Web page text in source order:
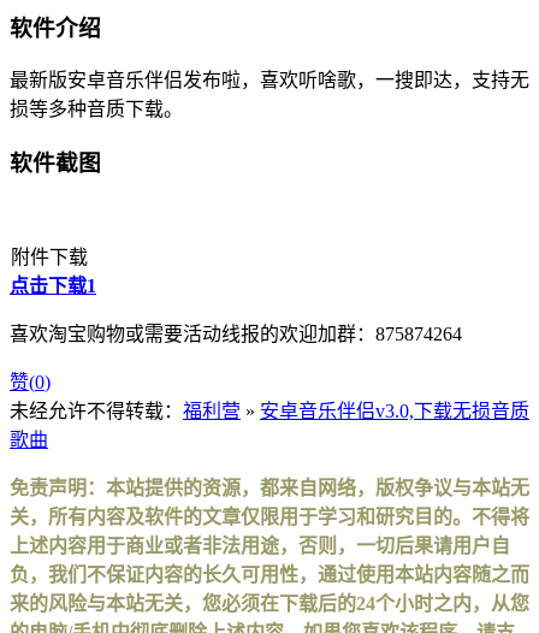
软件介绍
最新版安卓音乐伴侣发布啦，喜欢听啥歌，一搜即达，支持无
损等多种音质下载。
软件截图
附件下载
点击下载1
喜欢淘宝购物或需要活动线报的欢迎加群：875874264
赞(0)
未经允许不得转载： 福利营 » 安卓音乐伴侣v3.0,下载无损音质
歌曲
免责声明：本站提供的资源，都来自网络，版权争议与本站无
关，所有内容及软件的文章仅限用于学习和研究目的。不得将
上述内容用于商业或者非法用途，否则，一切后果请用户自
负，我们不保证内容的长久可用性，通过使用本站内容随之而
来的风险与本站无关，您必须在下载后的24个小时之内，从您